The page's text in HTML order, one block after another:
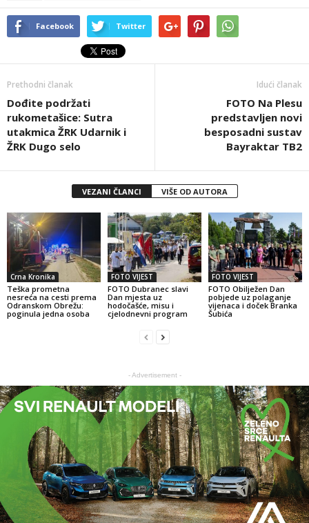
Facebook Twitter
Prethodni članak
Dođite podržati
rukometašice: Sutra
utakmica ŽRK Udarnik i
ŽRK Dugo selo
Idući članak
FOTO Na Plesu
predstavljen novi
besposadni sustav
Bayraktar TB2
VEZANI ČLANCI VIŠE OD AUTORA
Crna Kronika
Teška prometna
nesreća na cesti prema
Odranskom Obrežu:
poginula jedna osoba
FOTO VIJEST
FOTO Dubranec slavi
Dan mjesta uz
hodočašće, misu i
cjelodnevni program
FOTO VIJEST
FOTO Obilježen Dan
pobjede uz polaganje
vijenaca i doček Branka
Šubića
- Advertisement -